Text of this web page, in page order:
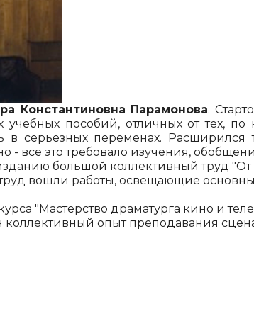
Константиновна Парамонова.
по­собий, отличных от тех, по
в серьезных переменах. Расширился
все это требовало изучения,
большой коллективный труд
вошли работы, освещающие
"Мастерство драматур­га кино и
опыт преподавания